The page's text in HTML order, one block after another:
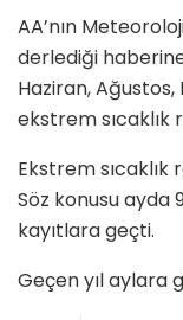
AA’nın
derlediği
Haziran, Ağustos,
ekstrem sıcaklık
Ekstrem sıcaklık
Söz konusu ayda
kayıtlara geçti.
Geçen yıl aylara